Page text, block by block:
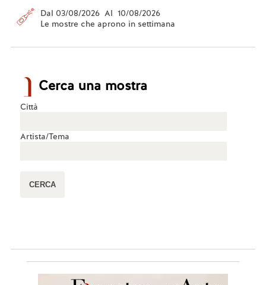
Dal 03/08/2026 Al 10/08/2026
Le mostre che aprono in settimana
Cerca una mostra
Città
Artista/Tema